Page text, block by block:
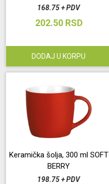
168.75 + PDV
202.50 RSD
DODAJ U KORPU
Keramička šolja, 300 ml SOFT
BERRY
198.75 + PDV